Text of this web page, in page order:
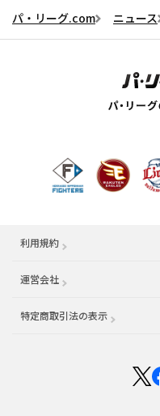
パ・リーグ.com ニュース
利用規約
運営会社 （別ウィンドウで開く）
特定商取引法の表示